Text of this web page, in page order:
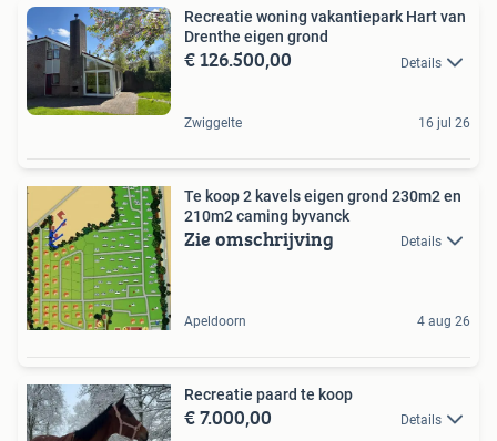
Recreatie woning vakantiepark Hart van
Drenthe eigen grond
€ 126.500,00 Details
Zwiggelte 16 jul 26
Te koop 2 kavels eigen grond 230m2 en
210m2 caming byvanck
Zie omschrijving Details
Apeldoorn 4 aug 26
Recreatie paard te koop
€ 7.000,00 Details